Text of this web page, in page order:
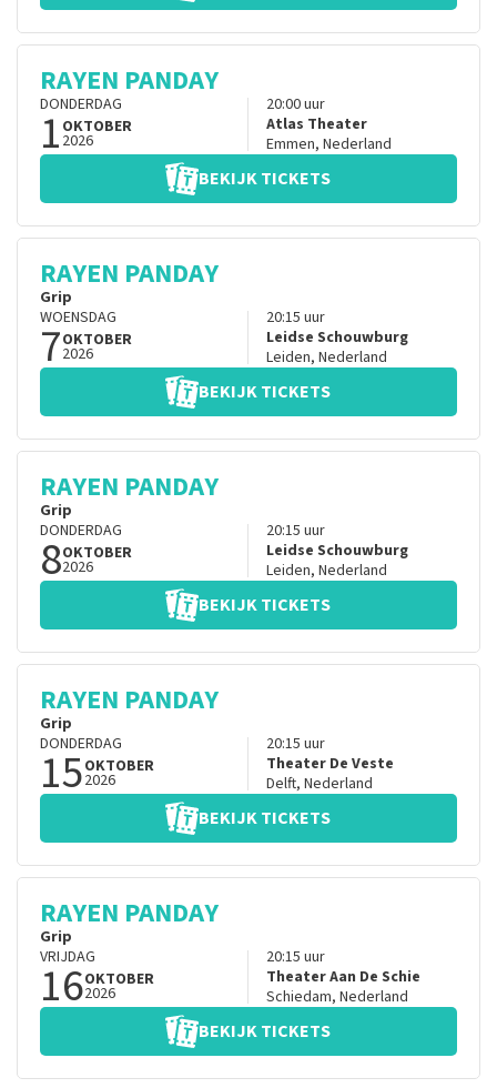
RAYEN PANDAY
DONDERDAG
1 OKTOBER
2026
20:00uur
Atlas Theater
Emmen, Nederland
BEKIJK TICKETS
RAYEN PANDAY
Grip
WOENSDAG
7OKTOBER
2026
20:15 uur
Leidse Schouwburg
Leiden, Nederland
BEKIJK TICKETS
RAYEN PANDAY
Grip
DONDERDAG
8OKTOBER
2026
20:15 uur
Leidse Schouwburg
Leiden, Nederland
BEKIJK TICKETS
RAYEN PANDAY
Grip
DONDERDAG
15OKTOBER
2026
20:15 uur
Theater De Veste
Delft, Nederland
BEKIJK TICKETS
RAYEN PANDAY
Grip
VRIJDAG
16OKTOBER
2026
20:15 uur
Theater Aan De Schie
Schiedam, Nederland
BEKIJK TICKETS